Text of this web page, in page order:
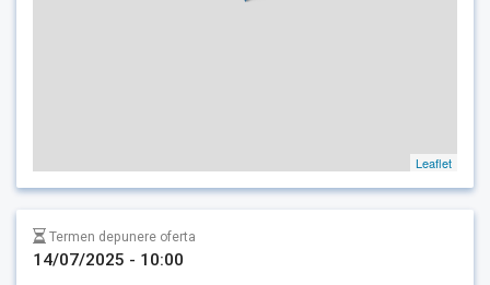
Leaflet
Termen depunere oferta
14/07/2025 - 10:00